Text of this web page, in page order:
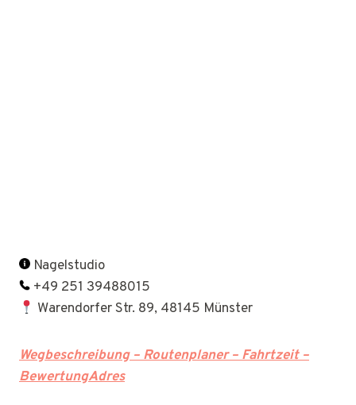
Nagelstudio
+49 251 39488015
Warendorfer Str. 89, 48145 Münster
Wegbeschreibung – Routenplaner – Fahrtzeit –
BewertungAdres